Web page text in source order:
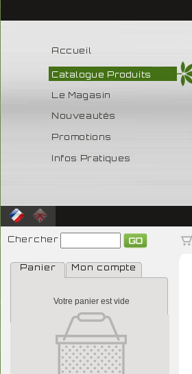
Accueil
Catalogue Produits
Le Magasin
Nouveautés
Promotions
Infos Pratiques
Chercher
Panier Mon compte
Votre panier est vide